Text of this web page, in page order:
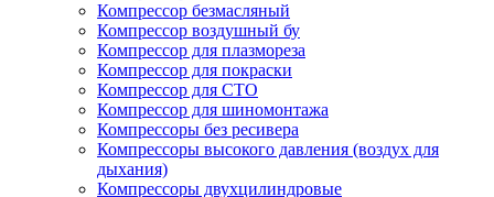
Компрессор безмасляный
Компрессор воздушный бу
Компрессор для плазмореза
Компрессор для покраски
Компрессор для СТО
Компрессор для шиномонтажа
Компрессоры без ресивера
Компрессоры высокого давления (воздух для
дыхания)
Компрессоры двухцилиндровые